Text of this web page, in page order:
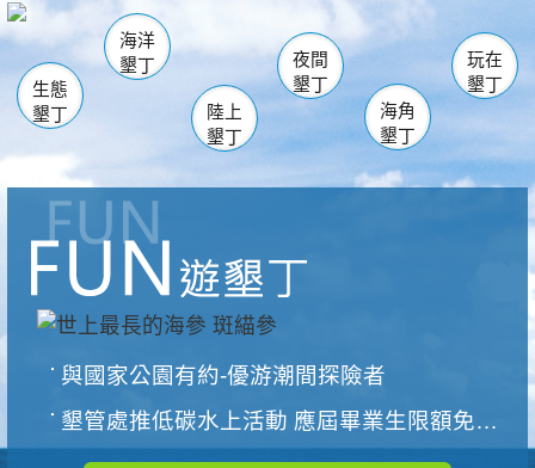
南仁湖
海生館
恆春 佳樂水
龍鑾潭自然中心 森林遊樂區
瓊麻館
關山 墾管處遊客中心
社頂公園 風吹沙
船帆石
白砂 龍磐公園
香蕉灣
砂島
鵝鑾鼻
生態
墾丁
海洋
墾丁
陸上
墾丁
夜間
墾丁
海角
墾丁
玩在
墾丁
與國家公園有約-優游潮間探險者
墾管處推低碳水上活動 應屆畢業生限額免費參加